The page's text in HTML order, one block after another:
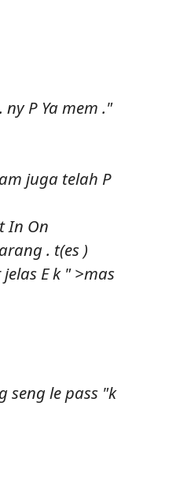
ny P Ya mem ."
juga telah P
In On
. t(es )
E k " >mas
seng le pass "k